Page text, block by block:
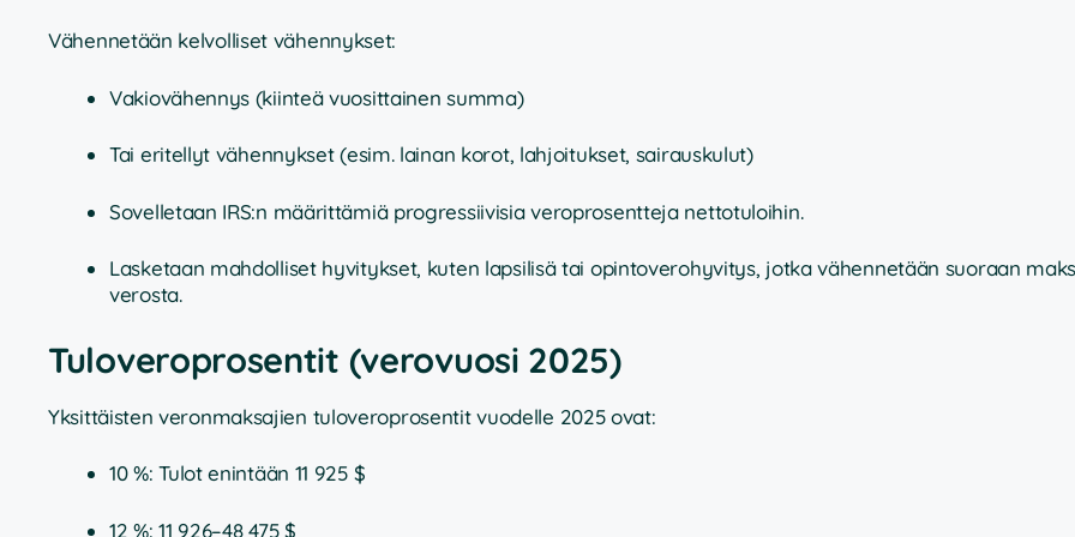
Vähennetään kelvolliset vähennykset:
Vakiovähennys (kiinteä vuosittainen summa)
Tai eritellyt vähennykset (esim. lainan korot, lahjoitukset, sairauskulut)
Sovelletaan IRS:n määrittämiä progressiivisia veroprosentteja nettotuloihin.
Lasketaan mahdolliset hyvitykset, kuten lapsilisä tai opintoverohyvitys, jotka vähennetään suoraan
verosta.
Tuloveroprosentit (verovuosi 2025)
Yksittäisten veronmaksajien tuloveroprosentit vuodelle 2025 ovat:
10 %: Tulot enintään 11 925 $
12 %: 11 926–48 475 $